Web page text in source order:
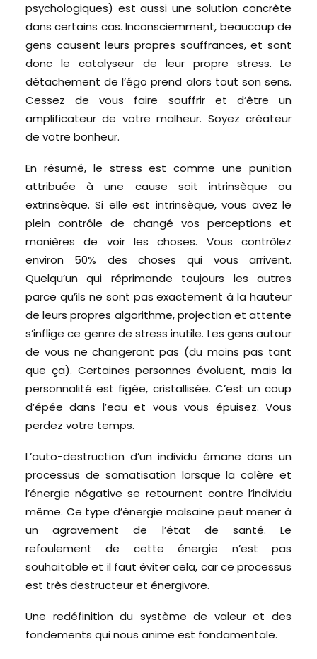
psychologiques) est aussi une solution concrète
dans certains cas. Inconsciemment, beaucoup de
gens causent leurs propres souffrances, et sont
donc le catalyseur de leur propre stress. Le
détachement de l’égo prend alors tout son sens.
Cessez de vous faire souffrir et d’être un
amplificateur de votre malheur. Soyez créateur
de votre bonheur.
En résumé, le stress est comme une punition
attribuée à une cause soit intrinsèque ou
extrinsèque. Si elle est intrinsèque, vous avez le
plein contrôle de changé vos perceptions et
manières de voir les choses. Vous contrôlez
environ 50% des choses qui vous arrivent.
Quelqu’un qui réprimande toujours les autres
parce qu’ils ne sont pas exactement à la hauteur
de leurs propres algorithme, projection et attente
s’inflige ce genre de stress inutile. Les gens autour
de vous ne changeront pas (du moins pas tant
que ça). Certaines personnes évoluent, mais la
personnalité est figée, cristallisée. C’est un coup
d’épée dans l’eau et vous vous épuisez. Vous
perdez votre temps.
L’auto-destruction d’un individu émane dans un
processus de somatisation lorsque la colère et
l’énergie négative se retournent contre l’individu
même. Ce type d’énergie malsaine peut mener à
un agravement de l’état de santé. Le
refoulement de cette énergie n’est pas
souhaitable et il faut éviter cela, car ce processus
est très destructeur et énergivore.
Une redéfinition du système de valeur et des
fondements qui nous anime est fondamentale.